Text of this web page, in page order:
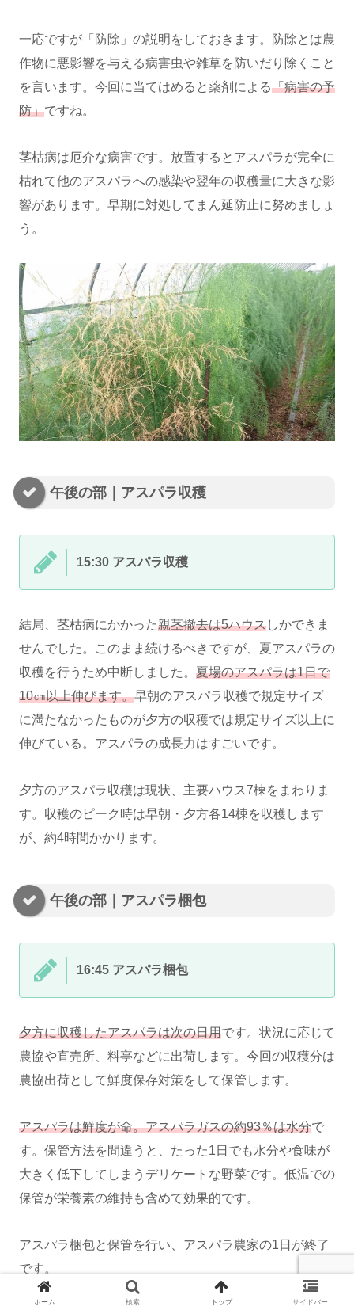
一応ですが「防除」の説明をしておきます。防除とは農
作物に悪影響を与える病害虫や雑草を防いだり除くこと
を言います。今回に当てはめると薬剤による「病害の予
防」ですね。
茎枯病は厄介な病害です。放置するとアスパラが完全に
枯れて他のアスパラへの感染や翌年の収穫量に大きな影
響があります。早期に対処してまん延防止に努めましょ
う。
午後の部｜アスパラ収穫
15:30 アスパラ収穫
結局、茎枯病にかかった親茎撤去は5ハウスしかできま
せんでした。このまま続けるべきですが、夏アスパラの
収穫を行うため中断しました。 夏場のアスパラは1日で
10㎝以上伸びます。早朝のアスパラ収穫で規定サイズ
に満たなかったものが夕方の収穫では規定サイズ以上に
伸びている。アスパラの成長力はすごいです。
夕方のアスパラ収穫は現状、主要ハウス7棟をまわりま
す。収穫のピーク時は早朝・夕方各14棟を収穫します
が、約4時間かかります。
午後の部｜アスパラ梱包
16:45 アスパラ梱包
夕方に収穫したアスパラは次の日用です。状況に応じて
農協や直売所、料亭などに出荷します。今回の収穫分は
農協出荷として鮮度保存対策をして保管します。
アスパラは鮮度が命。アスパラガスの約93％は水分で
す。保管方法を間違うと、たった1日でも水分や食味が
大きく低下してしまうデリケートな野菜です。低温での
保管が栄養素の維持も含めて効果的です。
アスパラ梱包と保管を行い、アスパラ農家の1日が終了
です。
ホーム 検索 トップ サイドバー